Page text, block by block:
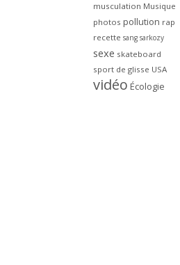
musculation Musique
photos pollution rap
recette sang sarkozy
sexe skateboard
sport de glisse USA
vidéo Écologie